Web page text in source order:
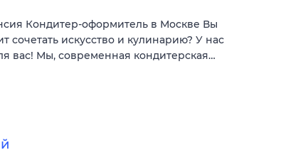
Кондитер-оформитель в Москве Вы
сочетать искусство и кулинарию? У нас
вас! Мы, современная кондитерская…